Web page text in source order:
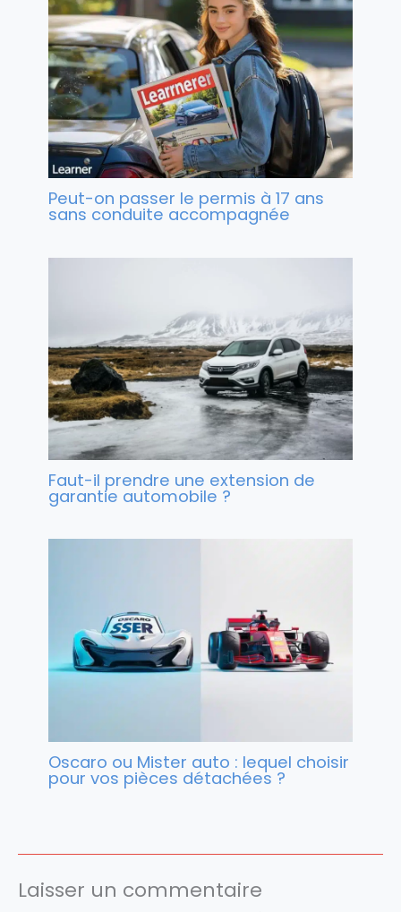
Peut-on passer le permis à 17 ans
sans conduite accompagnée​
Faut-il prendre une extension de
garantie automobile ?
Oscaro ou Mister auto : lequel choisir
pour vos pièces détachées ?
Laisser un commentaire